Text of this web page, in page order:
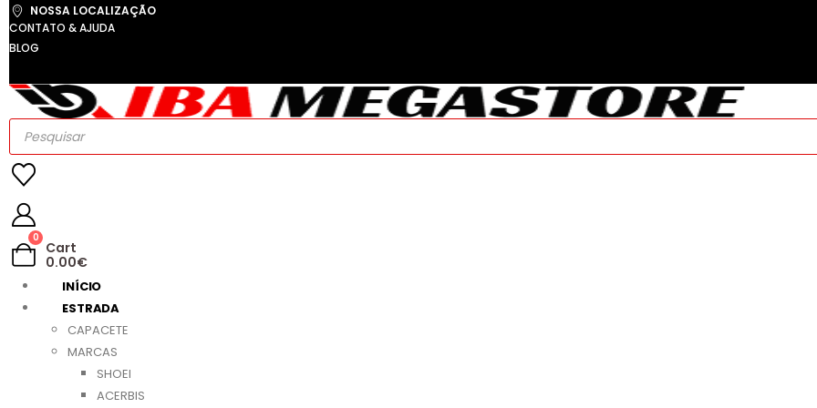
NOSSA LOCALIZAÇÃO
CONTATO & AJUDA
BLOG
Products
search
0
Cart
0.00€
INÍCIO
ESTRADA
CAPACETE
MARCAS
SHOEI
ACERBIS